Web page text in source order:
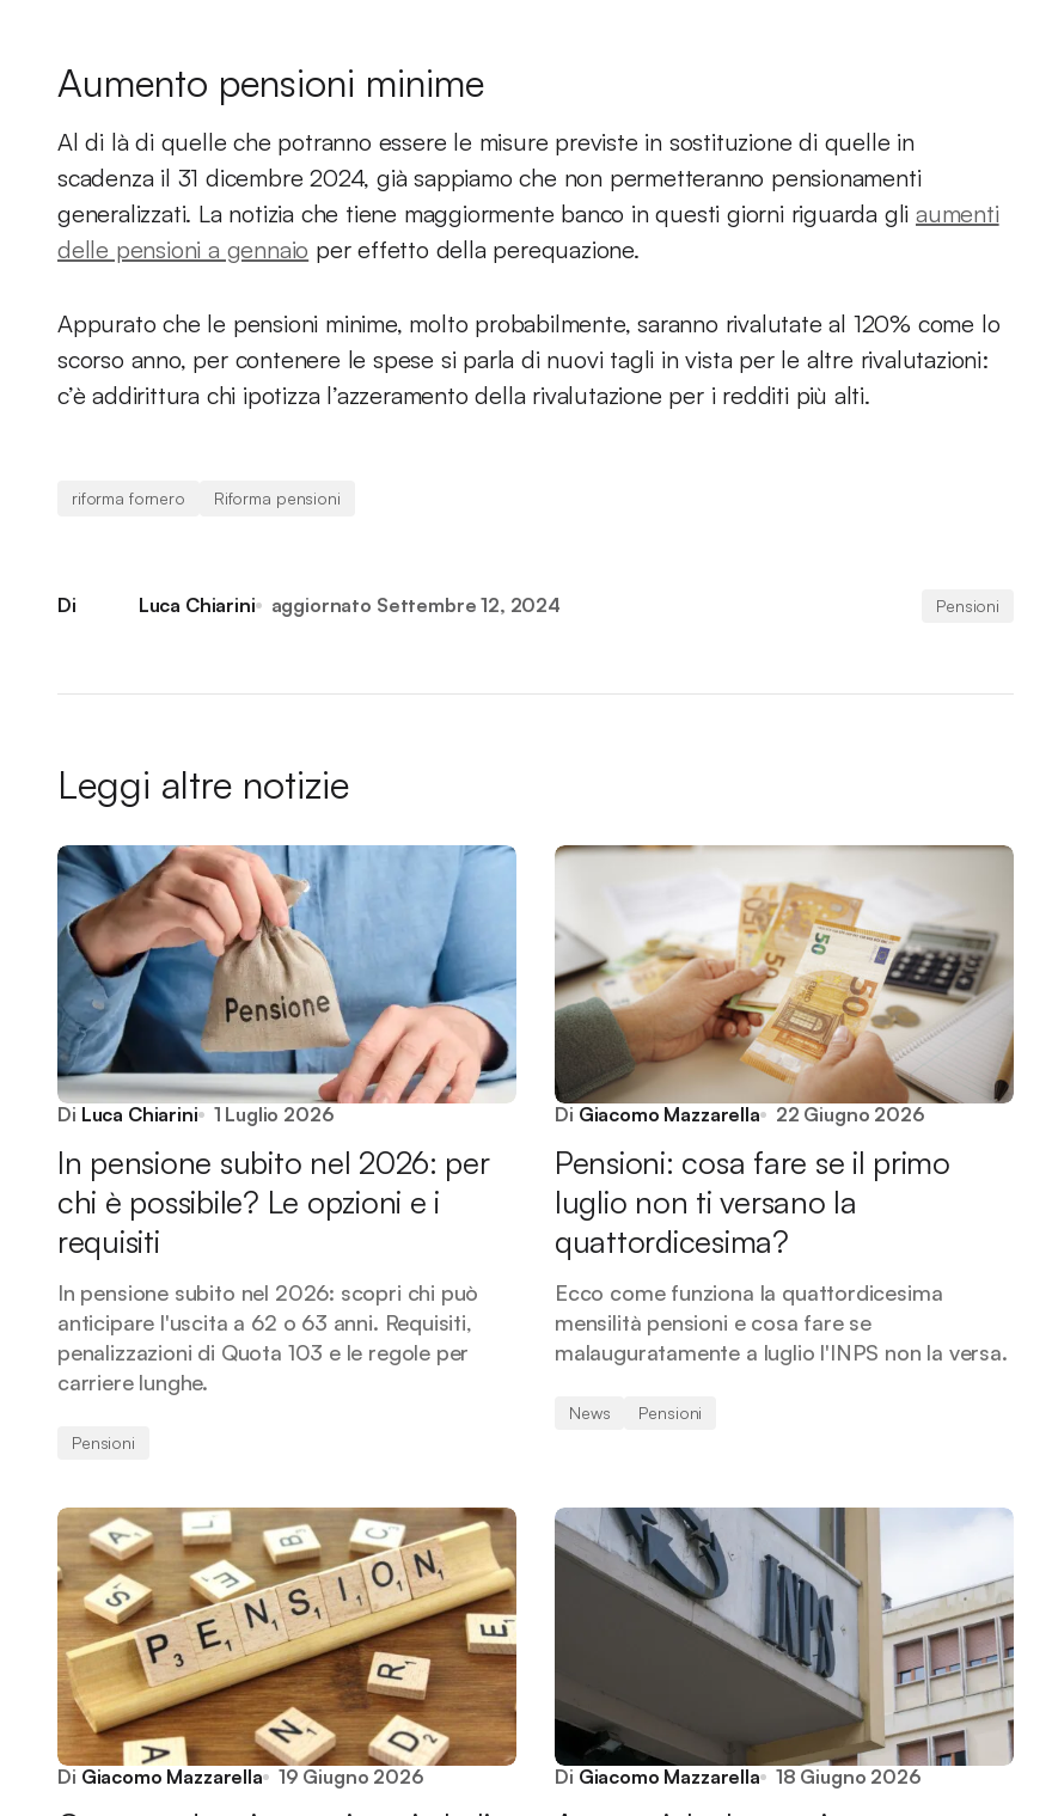
Aumento pensioni minime
Al di là di quelle che potranno essere le misure previste in sostituzione di quelle in
scadenza il 31 dicembre 2024, già sappiamo che non permetteranno pensionamenti
generalizzati. La notizia che tiene maggiormente banco in questi giorni riguarda gli aumenti
delle pensioni a gennaio per effetto della perequazione.
Appurato che le pensioni minime, molto probabilmente, saranno rivalutate al 120% come lo
scorso anno, per contenere le spese si parla di nuovi tagli in vista per le altre rivalutazioni:
c’è addirittura chi ipotizza l’azzeramento della rivalutazione per i redditi più alti.
riforma fornero Riforma pensioni
Di Luca Chiarini aggiornato Settembre 12, 2024 Pensioni
Leggi altre notizie
Di Luca Chiarini 1 Luglio 2026
In pensione subito nel 2026: per
chi è possibile? Le opzioni e i
requisiti
In pensione subito nel 2026: scopri chi può
anticipare l'uscita a 62 o 63 anni. Requisiti,
penalizzazioni di Quota 103 e le regole per
carriere lunghe.
Pensioni
Di Giacomo Mazzarella 22 Giugno 2026
Pensioni: cosa fare se il primo
luglio non ti versano la
quattordicesima?
Ecco come funziona la quattordicesima
mensilità pensioni e cosa fare se
malauguratamente a luglio l'INPS non la versa.
News Pensioni
Di Giacomo Mazzarella 19 Giugno 2026 Di Giacomo Mazzarella 18 Giugno 2026